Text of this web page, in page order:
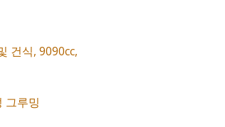
건식, 9090cc,
그루밍